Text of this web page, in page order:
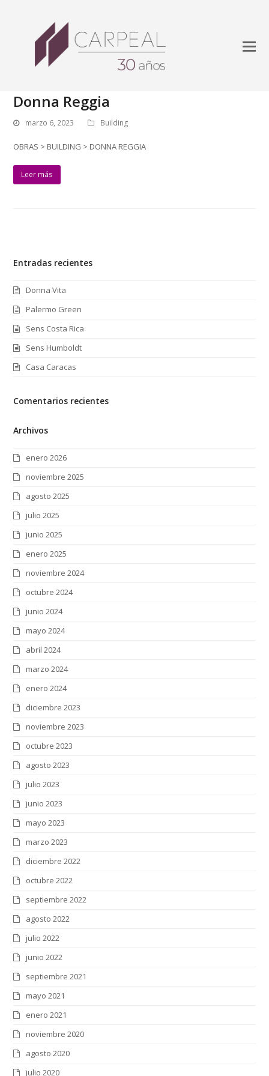
Donna Reggia
marzo 6, 2023 Building
OBRAS > BUILDING > DONNA REGGIA
Leer más
Entradas recientes
Donna Vita
Palermo Green
Sens Costa Rica
Sens Humboldt
Casa Caracas
Comentarios recientes
Archivos
enero 2026
noviembre 2025
agosto 2025
julio 2025
junio 2025
enero 2025
noviembre 2024
octubre 2024
junio 2024
mayo 2024
abril 2024
marzo 2024
enero 2024
diciembre 2023
noviembre 2023
octubre 2023
agosto 2023
julio 2023
junio 2023
mayo 2023
marzo 2023
diciembre 2022
octubre 2022
septiembre 2022
agosto 2022
julio 2022
junio 2022
septiembre 2021
mayo 2021
enero 2021
noviembre 2020
agosto 2020
julio 2020